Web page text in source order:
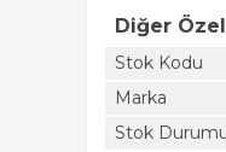
Diğer
Stok Kodu
Marka
Stok